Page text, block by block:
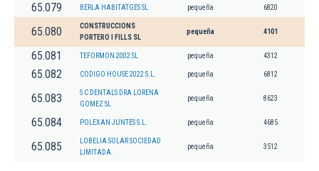
65.079 BERLA HABITATGES SL pequeña 6820
65.080
CONSTRUCCIONS
PORTERO I FILLS SL
pequeña 4101
65.081 TEFORMON 2002 SL pequeña 4312
65.082 CODIGO HOUSE 2022 S.L. pequeña 6812
65.083
S C DENTALS DRA LORENA
GOMEZ SL
pequeña 8623
65.084 POLEXAN JUNTES S.L. pequeña 4685
65.085
LOBELIA SOLAR SOCIEDAD
LIMITADA.
pequeña 3512